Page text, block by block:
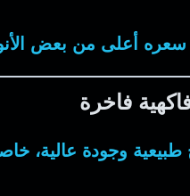
سعره أعلى من بعض
فاخرة
وجودة عالية،